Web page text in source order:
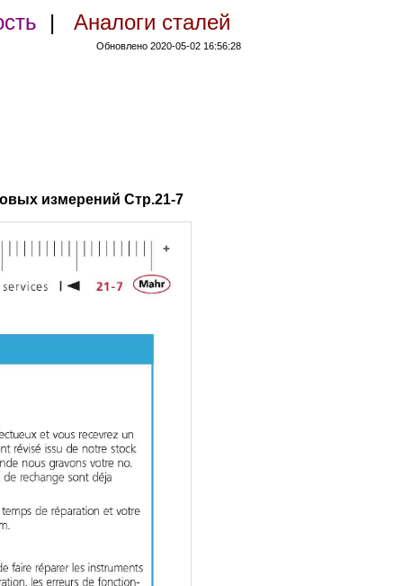
| Аналоги сталей
Обновлено 2020-05-02 16:56:28
измерений Стр.21-7